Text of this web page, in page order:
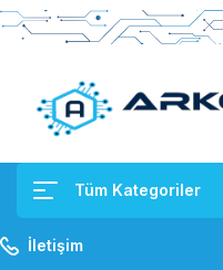
Tüm Kategoriler
İletişim